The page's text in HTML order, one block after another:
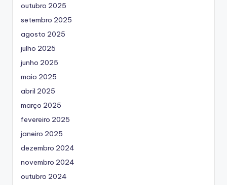
outubro 2025
setembro 2025
agosto 2025
julho 2025
junho 2025
maio 2025
abril 2025
março 2025
fevereiro 2025
janeiro 2025
dezembro 2024
novembro 2024
outubro 2024